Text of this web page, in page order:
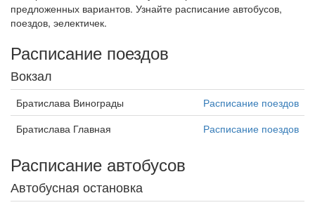
предложенных вариантов. Узнайте расписание автобусов,
поездов, эелектичек.
Расписание поездов
Вокзал
Братислава Винограды
Расписание поездов
Братислава Главная
Расписание поездов
Расписание автобусов
Автобусная остановка